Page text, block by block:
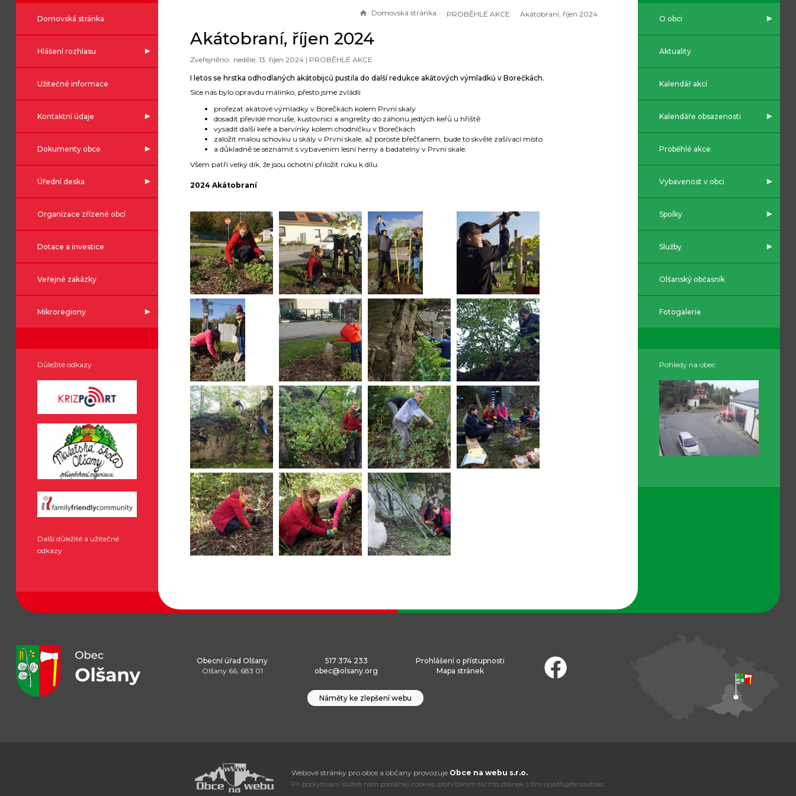
Domovská stránka
Hlášení rozhlasu
Užitečné informace
Kontaktní údaje
Dokumenty obce
Úřední deska
Organizace zřízené obcí
Dotace a investice
Veřejné zakázky
Mikroregiony
Důležité odkazy
Další důležité a užitečné
odkazy
Domovská stránka PROBĚHLÉ AKCE Akátobraní, říjen 2024
Akátobraní, říjen 2024
neděle, 13. říjen 2024 | PROBĚHLÉ AKCE
I letos se hrstka odhodlaných akátobijců pustila do další redukce akátových výmladků v Borečkách.
Sice nás bylo opravdu málinko, přesto jsme zvládli
prořezat akátové výmladky v Borečkách kolem První skaly
dosadit převislé moruše, kustovnici a angrešty do záhonu jedlých keřů u hřiště
vysadit další keře a barvínky kolem chodníčku v Borečkách
založit malou schovku u skály v První skale, až poroste břečťanem, bude to skvělé zašívací místo
a důkladně se seznámit s vybavením lesní herny a badatelny v První skale.
Všem patří velký dík, že jsou ochotní přiložit ruku k dílu.
2024 Akátobraní
O obci
Aktuality
Kalendář akcí
Kalendáře obsazenosti
Proběhlé akce
Vybavenost v obci
Spolky
Služby
Olšanský občasník
Fotogalerie
Pohledy na obec
Obecní úřad Olšany
Olšany 66, 683 01
517 374 233
obec@olsany.org
Prohlášení o přístupnosti
Mapa stránek
Náměty ke zlepšení webu
Webové stránky pro obce a občany provozuje Obce na webu s.r.o.
Při poskytování služeb nám pomáhají cookies, prohlížením těchto stránek s tím vyjadřujete souhlas.